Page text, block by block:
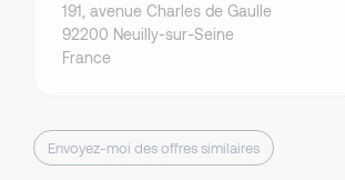
191, avenue Charles de Gaulle
92200 Neuilly-sur-Seine
France
Envoyez-moi des offres similaires